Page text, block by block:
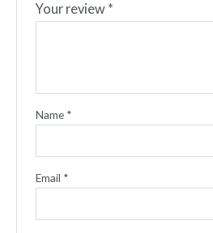
Your review *
Name *
Email *